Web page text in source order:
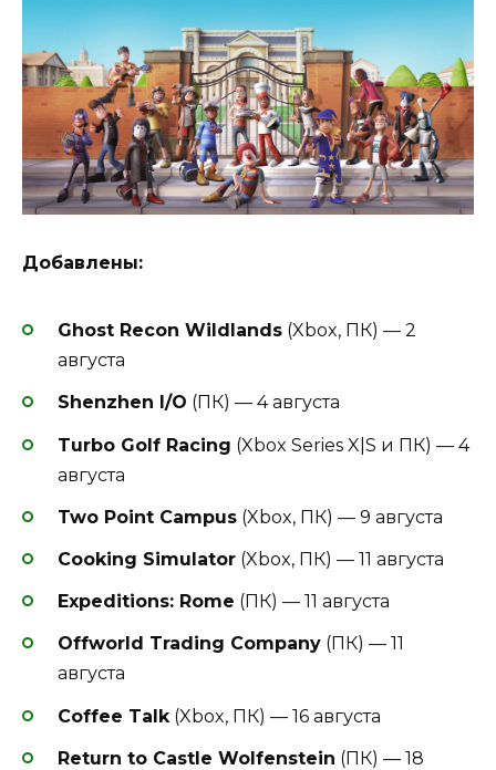
Добавлены:
Ghost Recon Wildlands (Xbox, ПК) — 2
августа
Shenzhen I/O (ПК) — 4 августа
Turbo Golf Racing (Xbox Series X|S и ПК) — 4
августа
Two Point Campus (Xbox, ПК) — 9 августа
Cooking Simulator (Xbox, ПК) — 11 августа
Expeditions: Rome (ПК) — 11 августа
Offworld Trading Company (ПК) — 11
августа
Coffee Talk (Xbox, ПК) — 16 августа
Return to Castle Wolfenstein (ПК) — 18